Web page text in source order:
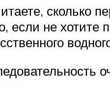
сколько
если не